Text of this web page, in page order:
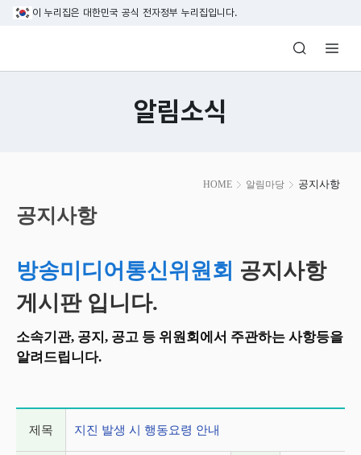
본문 바로가기
이 누리집은 대한민국 공식 전자정부 누리집입니다.
방송미디어통신위원회 Korea Media
알림소식
HOME 알림마당 공지사항
시
작
공지사항
방송미디어통신위원회 공지사항
게시판 입니다.
소속기관, 공지, 공고 등 위원회에서 주관하는 사항등을
알려드립니다.
제목 지진 발생 시 행동요령 안내